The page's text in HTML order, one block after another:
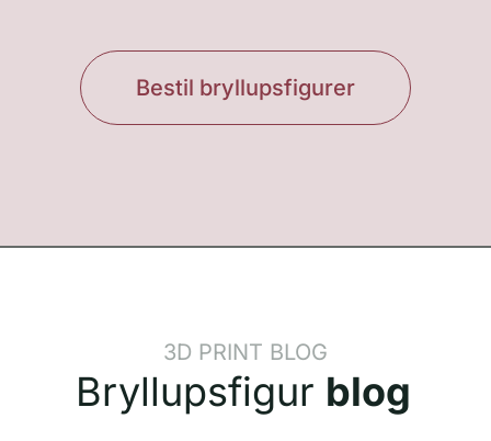
Bestil bryllupsfigurer
3D PRINT BLOG
Bryllupsfigur blog